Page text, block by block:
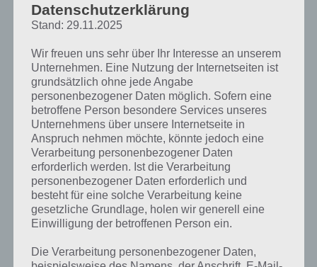
Datenschutzerklärung
Stand: 29.11.2025
Wir freuen uns sehr über Ihr Interesse an unserem
Unternehmen. Eine Nutzung der Internetseiten ist
grundsätzlich ohne jede Angabe
personenbezogener Daten möglich. Sofern eine
betroffene Person besondere Services unseres
Unternehmens über unsere Internetseite in
Anspruch nehmen möchte, könnte jedoch eine
Verarbeitung personenbezogener Daten
erforderlich werden. Ist die Verarbeitung
personenbezogener Daten erforderlich und
besteht für eine solche Verarbeitung keine
gesetzliche Grundlage, holen wir generell eine
Einwilligung der betroffenen Person ein.
Die Verarbeitung personenbezogener Daten,